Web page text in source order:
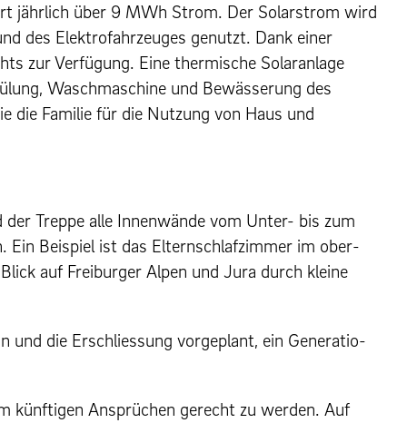
jährlich über 9 MWh Strom. Der Solarstrom wird
des Elek­tro­fahrzeuges genutzt. Dank ein­er
zur Verfügung. Eine ther­mis­che Solaran­lage
Waschmas­chine und Bewässerung des
die Fam­i­lie für die Nutzung von Haus und
Treppe alle Innenwände vom Unter- bis zum
Ein Beispiel ist das Eltern­schlafz­im­mer im ober­
auf Freiburg­er Alpen und Jura durch kleine
und die Erschlies­sung vorge­plant, ein Gen­er­a­tio­
künftigen Ansprüchen gerecht zu wer­den. Auf